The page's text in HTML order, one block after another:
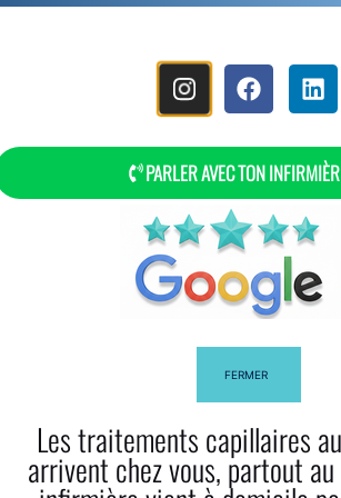
Questions Fréquentes
Facebook
PARLER AVEC TON
FERMER
Les traitements capillaires
arrivent chez vous, partout au